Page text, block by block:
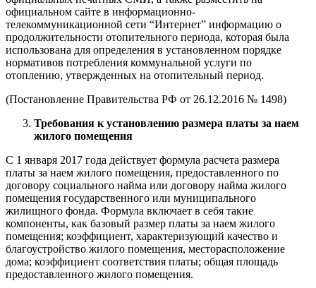
официальном сайте в информационно-
телекоммуникационной сети “Интернет” информацию о
продолжительности отопительного периода, которая была
использована для определения в установленном порядке
нормативов потребления коммунальной услуги по
отоплению, утвержденных на отопительный период.
(Постановление Правительства РФ от 26.12.2016 № 1498)
Требования к установлению размера платы за наем
жилого помещения
С 1 января 2017 года действует формула расчета размера
платы за наем жилого помещения, предоставленного по
договору социального найма или договору найма жилого
помещения государственного или муниципального
жилищного фонда. Формула включает в себя такие
компоненты, как базовый размер платы за наем жилого
помещения; коэффициент, характеризующий качество и
благоустройство жилого помещения, месторасположение
дома; коэффициент соответствия платы; общая площадь
предоставленного жилого помещения.